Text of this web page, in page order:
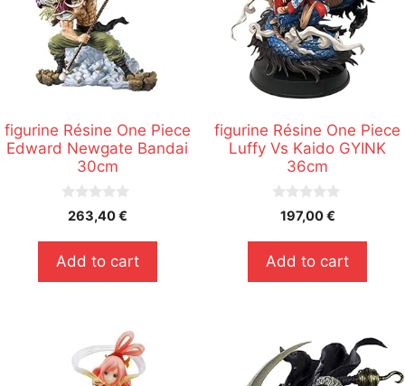
figurine Résine One Piece
Edward Newgate Bandai
30cm
0
s
5
263,40€
Add to cart
figurine Résine One Piece
Luffy Vs Kaido GYINK
36cm
s
5
197,00€
Add to cart